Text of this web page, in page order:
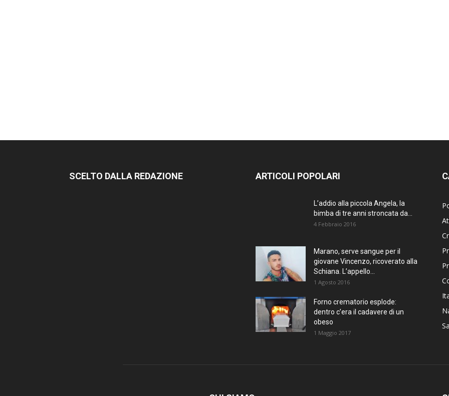
SCELTO DALLA REDAZIONE ARTICOLI POPOLARI
L’addio alla piccola Angela, la
bimba di tre anni stroncata da...
4 Febbraio 2016
Marano, serve sangue per il
giovane Vincenzo, ricoverato alla
Schiana. L’appello...
1 Agosto 2016
Forno crematorio esplode:
dentro c’era il cadavere di un
obeso
1 Maggio 2017